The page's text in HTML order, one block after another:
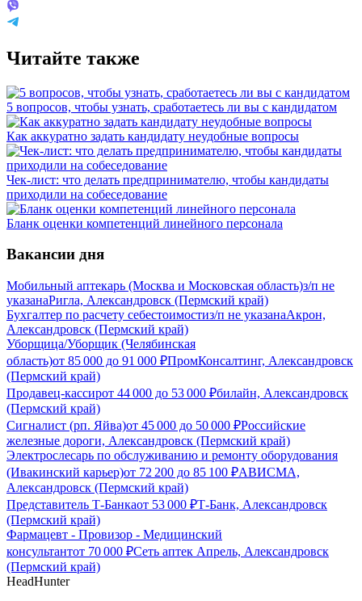
Читайте также
5 вопросов, чтобы узнать, сработаетесь ли вы с кандидатом
Как аккуратно задать кандидату неудобные вопросы
Чек-лист: что делать предпринимателю, чтобы кандидаты
приходили на собеседование
Бланк оценки компетенций линейного персонала
Вакансии дня
Мобильный аптекарь (Москва и Московская область)з/п не
указанаРигла, Александровск (Пермский край)
Бухгалтер по расчету себестоимостиз/п не указанаАкрон,
Александровск (Пермский край)
Уборщица/Уборщик (Челябинская
область)от 85 000 до 91 000 ₽ПромКонсалтинг, Александровск
(Пермский край)
Продавец-кассирот 44 000 до 53 000 ₽билайн, Александровск
(Пермский край)
Сигналист (рп. Яйва)от 45 000 до 50 000 ₽Российские
железные дороги, Александровск (Пермский край)
Электрослесарь по обслуживанию и ремонту оборудования
(Ивакинский карьер)от 72 200 до 85 100 ₽АВИСМА,
Александровск (Пермский край)
Представитель Т-Банкаот 53 000 ₽Т-Банк, Александровск
(Пермский край)
Фармацевт - Провизор - Медицинский
консультантот 70 000 ₽Сеть аптек Апрель, Александровск
(Пермский край)
HeadHunter